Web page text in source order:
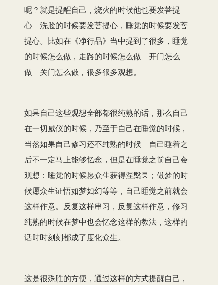
呢？就是提醒自己，烧火的时候他也要发菩提
心，洗脸的时候要发菩提心，睡觉的时候要发菩
提心。比如在《净行品》当中提到了很多，睡觉
的时候怎么做，走路的时候怎么做，开门怎么
做，关门怎么做，很多很多观想。
如果自己这些观想全部都很纯熟的话，那么自己
在一切威仪的时候，乃至于自己在睡觉的时候，
当然如果自己修习还不纯熟的时候，自己睡着之
后不一定马上能够忆念，但是在睡觉之前自己会
观想：睡觉的时候愿众生获得涅槃果；做梦的时
候愿众生证悟如梦如幻等等，自己睡觉之前就会
这样作意。反复这样串习，反复这样作意，修习
纯熟的时候在梦中也会忆念这样的教法，这样的
话时时刻刻都成了度化众生。
这是很殊胜的方便，通过这样的方式提醒自己，